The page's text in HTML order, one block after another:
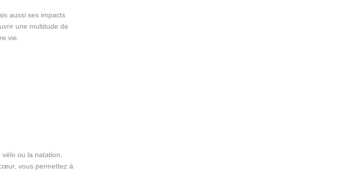
aussi ses impacts
une multitude de
vie.
ou la natation,
vous permettez à